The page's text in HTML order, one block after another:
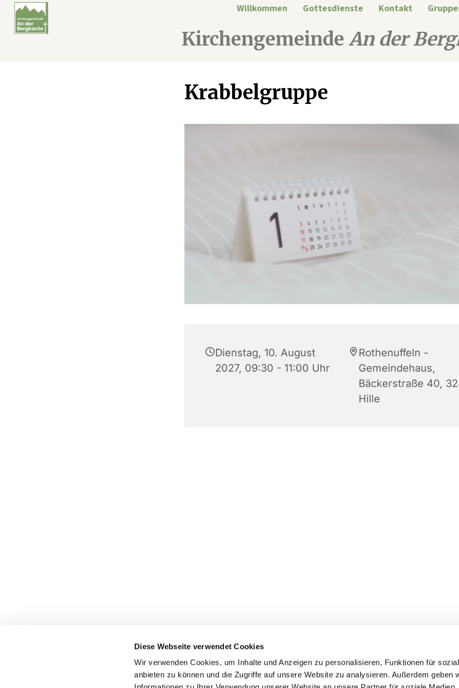
Diese Webseite verwendet Cookies
Wir verwenden Cookies, um Inhalte und Anzeigen zu personalisieren, Funktionen für
anbieten zu können und die Zugriffe auf unsere Website zu analysieren. Außerdem geben
Willkommen Gottesdienste Kontakt
KirchengemeindeAn der
Krabbelgruppe
Dienstag, 10. August
2027, 09:30 - 11:00 Uhr
Rothenuffeln -
Gemeindehaus,
Bäckerstraße 40,
Hille
Startseite Gottesdienste Gemeindebüros Gruppen & Kreise